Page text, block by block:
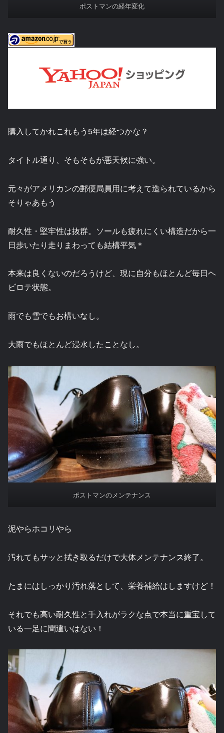
ポストマンの経年変化
購入してかれこれもう5年は経つかな？
タイトル通り、そもそもが悪天候に強い。
元々がアメリカンの郵便局員用に考えて造られているから
そりゃあもう
耐久性・堅牢性は抜群。ソールも疲れにくい構造だから一
日歩いたり走りまわっても結構平気＊
本来は良くないのだろうけど、現に自分もほとんど毎日ヘ
ビロテ状態。
雨でも雪でもお構いなし。
大雨でもほとんど浸水したことなし。
ポストマンのメンテナンス
泥やらホコリやら
汚れてもサッと拭き取るだけで大体メンテナンス終了。
たまにはしっかり汚れ落として、栄養補給はしますけど！
それでも高い耐久性と手入れがラクな点で本当に重宝して
いる一足に間違いはない！